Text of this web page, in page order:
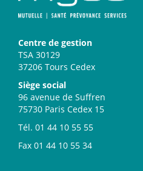
Centre de gestion
TSA 30129
37206 Tours Cedex
Siège social
96 avenue de Suffren
75730 Paris Cedex 15
Tél. 01 44 10 55 55
Fax 01 44 10 55 34